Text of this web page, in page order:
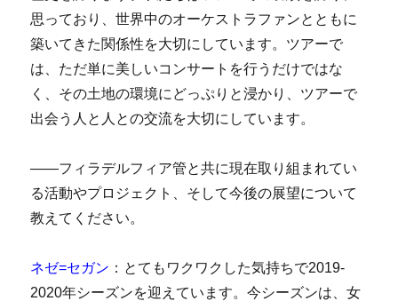
思っており、世界中のオーケストラファンとともに
築いてきた関係性を大切にしています。ツアーで
は、ただ単に美しいコンサートを行うだけではな
く、その土地の環境にどっぷりと浸かり、ツアーで
出会う人と人との交流を大切にしています。
――フィラデルフィア管と共に現在取り組まれてい
る活動やプロジェクト、そして今後の展望について
教えてください。
ネゼ=セガン ：とてもワクワクした気持ちで2019-
2020年シーズンを迎えています。今シーズンは、女